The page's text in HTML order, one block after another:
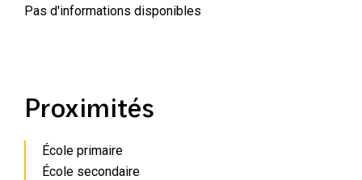
Pas d'informations disponibles
Proximités
École primaire
École secondaire